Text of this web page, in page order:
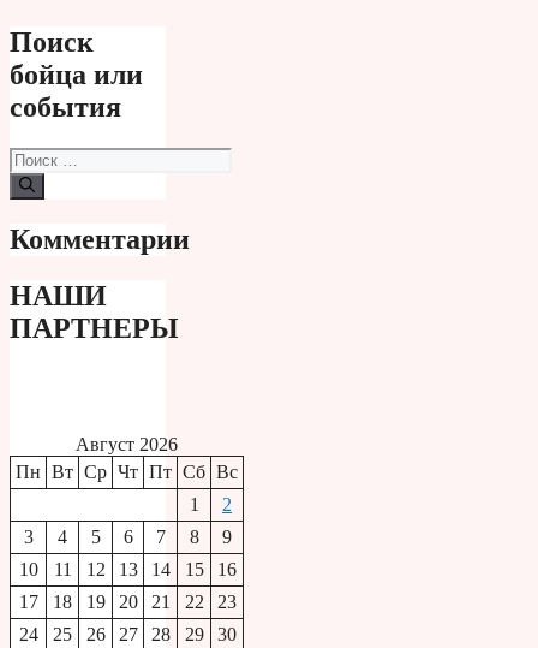
Поиск
бойца или
события
Поиск:
Комментарии
НАШИ
ПАРТНЕРЫ
Август 2026
Пн Вт Ср Чт Пт Сб Вс
1
2
3
4 5 6 7 8
9
10
11 12 13 14 15
16
17
18 19 20 21 22
23
24
25 26 27 28 29 30